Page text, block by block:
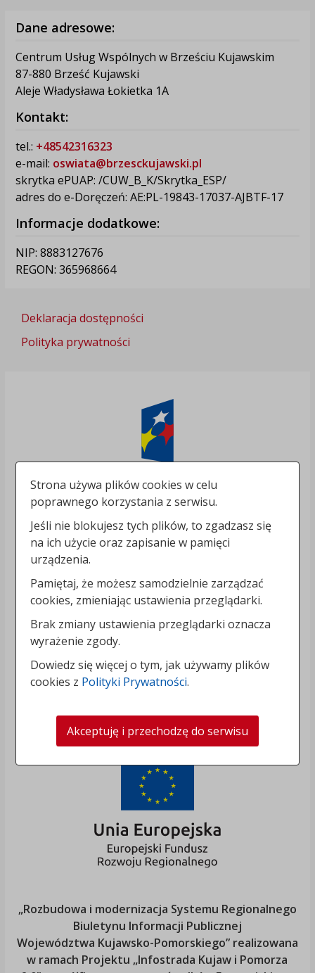
Dane adresowe:
Centrum Usług Wspólnych w Brześciu Kujawskim
87-880 Brześć Kujawski
Aleje Władysława Łokietka 1A
Kontakt:
tel.: +48542316323
e-mail: oswiata@brzesckujawski.pl
skrytka ePUAP: /CUW_B_K/Skrytka_ESP/
adres do e-Doręczeń: AE:PL-19843-17037-AJBTF-17
Informacje dodatkowe:
NIP: 8883127676
REGON: 365968664
Deklaracja dostępności
Polityka prywatności
„Rozbudowa i modernizacja Systemu Regionalnego
Biuletynu Informacji Publicznej
Województwa Kujawsko-Pomorskiego” realizowana
w ramach Projektu „Infostrada Kujaw i Pomorza
Strona używa plików cookies w celu
poprawnego korzystania z serwisu.
Jeśli nie blokujesz tych plików, to zgadzasz się
na ich użycie oraz zapisanie w pamięci
urządzenia.
Pamiętaj, że możesz samodzielnie zarządzać
cookies, zmieniając ustawienia przeglądarki.
Brak zmiany ustawienia przeglądarki oznacza
wyrażenie zgody.
Dowiedz się więcej o tym, jak używamy plików
cookies z Polityki Prywatności.
Akceptuję i przechodzę do serwisu